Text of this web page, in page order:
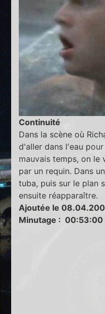
Continuité
Dans la scène où
d'aller dans l'eau
mauvais temps, on le
par un requin. Dans
tuba, puis sur le plan
ensuite réapparaître.
Ajoutée le
Minutage : 00:53:00